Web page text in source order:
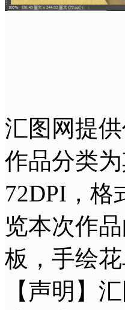
汇图网提
作品分类
72DPI，格
览本次作
板，手绘
【声明】